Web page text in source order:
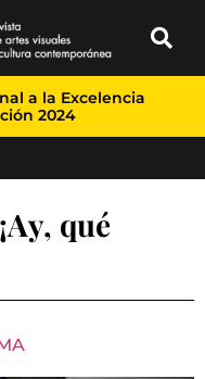
a la Excelencia
2024
qué